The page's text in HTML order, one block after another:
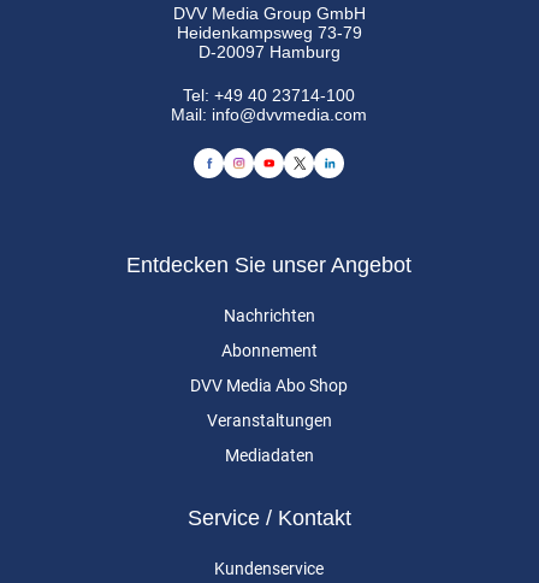
DVV Media Group GmbH
Heidenkampsweg 73-79
D-20097 Hamburg
Tel:+49 40 23714-100
Mail: info@dvvmedia.com
Entdecken Sie unser Angebot
Nachrichten
Abonnement
DVV Media Abo Shop
Veranstaltungen
Mediadaten
Service / Kontakt
Kundenservice